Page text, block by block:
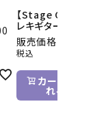
【Stage Guitar
レキギター
販売価格
税込
カートに入
れる